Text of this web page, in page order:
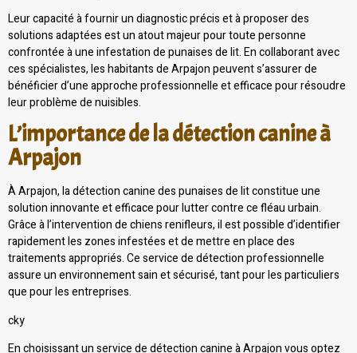
Leur capacité à fournir un diagnostic précis et à proposer des
solutions adaptées est un atout majeur pour toute personne
confrontée à une infestation de punaises de lit. En collaborant avec
ces spécialistes, les habitants de Arpajon peuvent s’assurer de
bénéficier d’une approche professionnelle et efficace pour résoudre
leur problème de nuisibles.
L’importance de la détection canine à
Arpajon
À Arpajon, la détection canine des punaises de lit constitue une
solution innovante et efficace pour lutter contre ce fléau urbain.
Grâce à l’intervention de chiens renifleurs, il est possible d’identifier
rapidement les zones infestées et de mettre en place des
traitements appropriés. Ce service de détection professionnelle
assure un environnement sain et sécurisé, tant pour les particuliers
que pour les entreprises.
cky
En choisissant un service de détection canine à Arpajon vous optez